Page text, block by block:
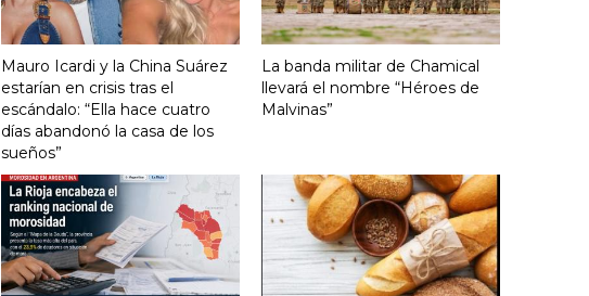
Mauro Icardi y la China Suárez
estarían en crisis tras el
escándalo: “Ella hace cuatro
días abandonó la casa de los
sueños”
La banda militar de Chamical
llevará el nombre “Héroes de
Malvinas”